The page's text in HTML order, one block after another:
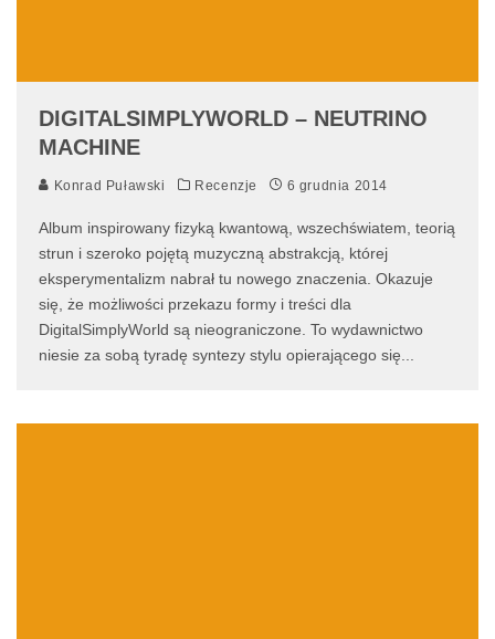
DIGITALSIMPLYWORLD – NEUTRINO
MACHINE
Konrad Puławski Recenzje 6 grudnia 2014
Album inspirowany fizyką kwantową, wszechświatem, teorią
strun i szeroko pojętą muzyczną abstrakcją, której
eksperymentalizm nabrał tu nowego znaczenia. Okazuje
się, że możliwości przekazu formy i treści dla
DigitalSimplyWorld są nieograniczone. To wydawnictwo
niesie za sobą tyradę syntezy stylu opierającego się